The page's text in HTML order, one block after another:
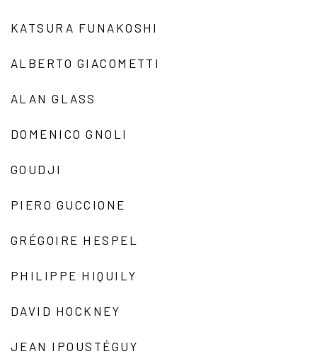
KATSURA FUNAKOSHI
ALBERTO GIACOMETTI
ALAN GLASS
DOMENICO GNOLI
GOUDJI
PIERO GUCCIONE
GRÉGOIRE HESPEL
PHILIPPE HIQUILY
DAVID HOCKNEY
JEAN IPOUSTÉGUY